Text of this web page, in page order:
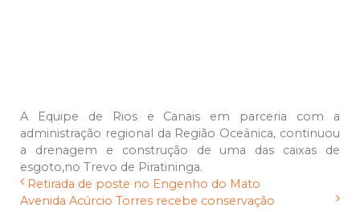
A Equipe de Rios e Canais em parceria com a
administração regional da Região Oceânica, continuou
a drenagem e construção de uma das caixas de
esgoto,no Trevo de Piratininga.
Retirada de poste no Engenho do Mato
Avenida Acúrcio Torres recebe conservação